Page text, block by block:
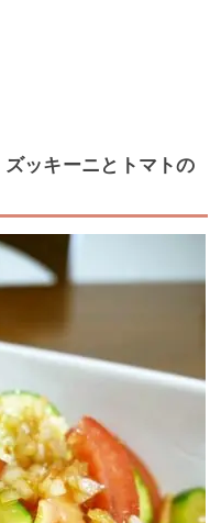
ズッキーニとトマトの